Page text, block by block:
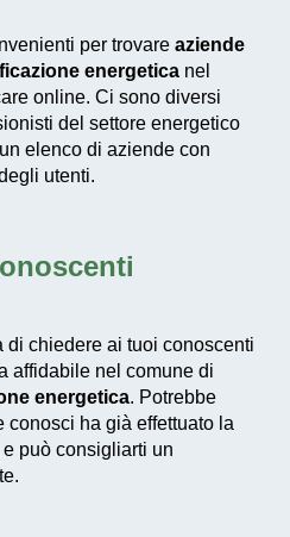
per trovare aziende
energetica nel
online. Ci sono diversi
del settore energetico
elenco di aziende con
utenti.
chiedere ai tuoi conoscenti
affidabile nel comune di
energetica. Potrebbe
conosci ha già effettuato la
può consigliarti un